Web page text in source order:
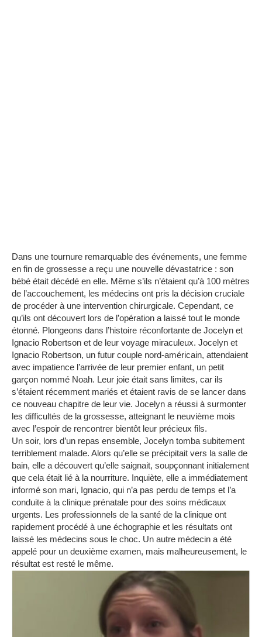
Dans une tournure remarquable des événements, une femme
en fin de grossesse a reçu une nouvelle dévastatrice : son
bébé était décédé en elle. Même s’ils n’étaient qu’à 100 mètres
de l’accouchement, les médecins ont pris la décision cruciale
de procéder à une intervention chirurgicale. Cependant, ce
qu’ils ont découvert lors de l’opération a laissé tout le monde
étonné. Plongeons dans l’histoire réconfortante de Jocelyn et
Ignacio Robertson et de leur voyage miraculeux. Jocelyn et
Ignacio Robertson, un futur couple nord-américain, attendaient
avec impatience l’arrivée de leur premier enfant, un petit
garçon nommé Noah. Leur joie était sans limites, car ils
s’étaient récemment mariés et étaient ravis de se lancer dans
ce nouveau chapitre de leur vie. Jocelyn a réussi à surmonter
les difficultés de la grossesse, atteignant le neuvième mois
avec l’espoir de rencontrer bientôt leur précieux fils.
Un soir, lors d’un repas ensemble, Jocelyn tomba subitement
terriblement malade. Alors qu’elle se précipitait vers la salle de
bain, elle a découvert qu’elle saignait, soupçonnant initialement
que cela était lié à la nourriture. Inquiète, elle a immédiatement
informé son mari, Ignacio, qui n’a pas perdu de temps et l’a
conduite à la clinique prénatale pour des soins médicaux
urgents. Les professionnels de la santé de la clinique ont
rapidement procédé à une échographie et les résultats ont
laissé les médecins sous le choc. Un autre médecin a été
appelé pour un deuxième examen, mais malheureusement, le
résultat est resté le même.